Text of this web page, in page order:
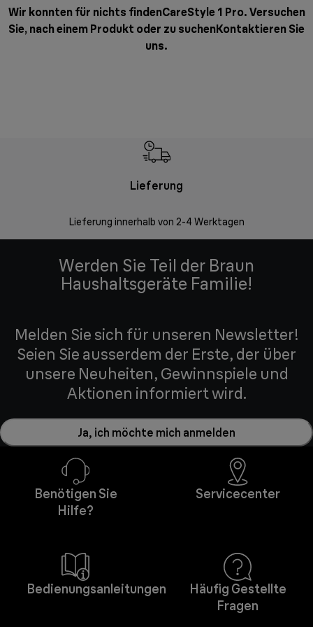
Wir konnten für nichts findenCareStyle 1 Pro. Versuchen
Sie, nach einem Produkt oder zu suchenKontaktieren Sie
uns.
Lieferung
Lieferung innerhalb von 2-4 Werktagen
Werden Sie Teil der Braun
Haushaltsgeräte Familie!
Melden Sie sich für unseren Newsletter!
Seien Sie ausserdem der Erste, der über
unsere Neuheiten, Gewinnspiele und
Aktionen informiert wird.
Ja, ich möchte mich anmelden
Benötigen Sie
Hilfe?
Servicecenter
Bedienungsanleitungen
Häufig Gestellte
Fragen